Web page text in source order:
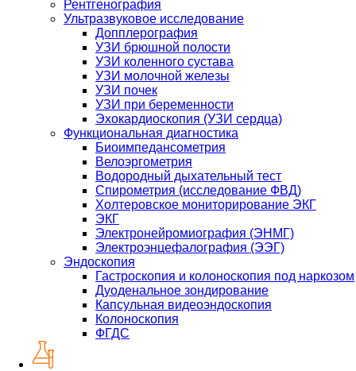
Рентгенография
Ультразвуковое исследование
Допплерография
УЗИ брюшной полости
УЗИ коленного сустава
УЗИ молочной железы
УЗИ почек
УЗИ при беременности
Эхокардиоскопия (УЗИ сердца)
Функциональная диагностика
Биоимпедансометрия
Велоэргометрия
Водородный дыхательный тест
Спирометрия (исследование ФВД)
Холтеровское мониторирование ЭКГ
ЭКГ
Электронейромиография (ЭНМГ)
Электроэнцефалография (ЭЭГ)
Эндоскопия
Гастроскопия и колоноскопия под наркозом
Дуоденальное зондирование
Капсульная видеоэндоскопия
Колоноскопия
ФГДС